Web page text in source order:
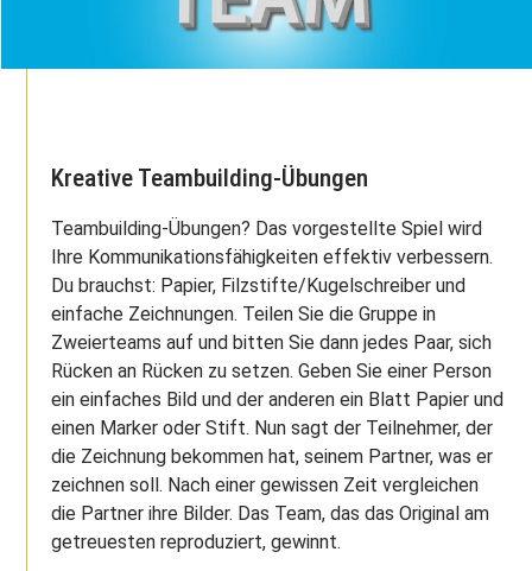
Kreative Teambuilding-Übungen
Teambuilding-Übungen? Das vorgestellte Spiel wird
Ihre Kommunikationsfähigkeiten effektiv verbessern.
Du brauchst: Papier, Filzstifte/Kugelschreiber und
einfache Zeichnungen. Teilen Sie die Gruppe in
Zweierteams auf und bitten Sie dann jedes Paar, sich
Rücken an Rücken zu setzen. Geben Sie einer Person
ein einfaches Bild und der anderen ein Blatt Papier und
einen Marker oder Stift. Nun sagt der Teilnehmer, der
die Zeichnung bekommen hat, seinem Partner, was er
zeichnen soll. Nach einer gewissen Zeit vergleichen
die Partner ihre Bilder. Das Team, das das Original am
getreuesten reproduziert, gewinnt.